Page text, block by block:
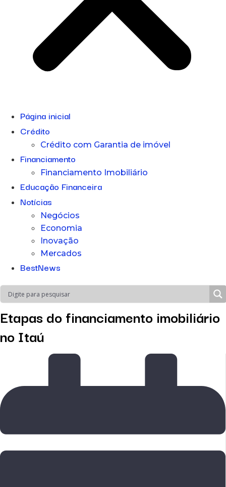
Página inicial
Crédito
Crédito com Garantia de imóvel
Financiamento
Financiamento Imobiliário
Educação Financeira
Notícias
Negócios
Economia
Inovação
Mercados
BestNews
Etapas do financiamento imobiliário
no Itaú